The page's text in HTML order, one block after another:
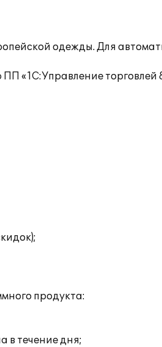
одежды. Для
«1С:Управление торговлей
продукта:
в течение дня;